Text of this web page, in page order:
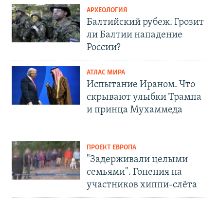
АРХЕОЛОГИЯ
Балтийский рубеж. Грозит
ли Балтии нападение
России?
АТЛАС МИРА
Испытание Ираном. Что
скрывают улыбки Трампа
и принца Мухаммеда
ПРОЕКТ ЕВРОПА
"Задерживали целыми
семьями". Гонения на
участников хиппи-слёта